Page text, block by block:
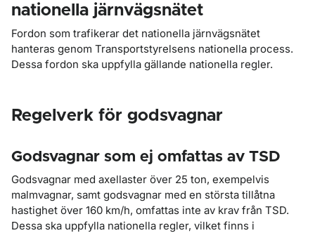
nationella järnvägsnätet
Fordon som trafikerar det nationella järnvägsnätet
hanteras genom Transportstyrelsens nationella process.
Dessa fordon ska uppfylla gällande nationella regler.
Regelverk för godsvagnar
Godsvagnar som ej omfattas av TSD
Godsvagnar med axellaster över 25 ton, exempelvis
malmvagnar, samt godsvagnar med en största tillåtna
hastighet över 160 km/h, omfattas inte av krav från TSD.
Dessa ska uppfylla nationella regler, vilket finns i